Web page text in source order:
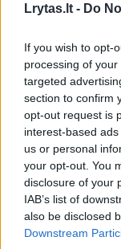
Lrytas.lt - Do
If you wish to opt-
processing of
targeted
section to confirm
opt-out request is
interest-based
us or personal
your opt-out. You
disclosure of your
IAB’s list of
also be disclosed
Downstream
Kultūra Meno
„iPhone“
pasaulio